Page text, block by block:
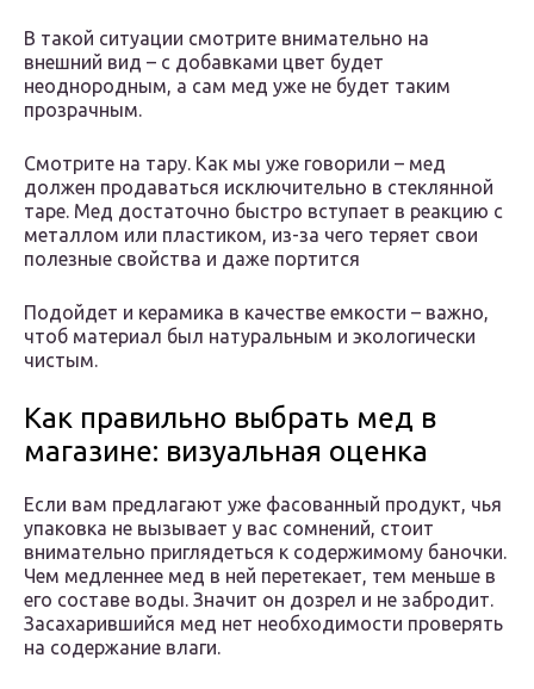
В такой ситуации смотрите внимательно на
внешний вид – с добавками цвет будет
неоднородным, а сам мед уже не будет таким
прозрачным.
Смотрите на тару. Как мы уже говорили – мед
должен продаваться исключительно в стеклянной
таре. Мед достаточно быстро вступает в реакцию с
металлом или пластиком, из-за чего теряет свои
полезные свойства и даже портится
Подойдет и керамика в качестве емкости – важно,
чтоб материал был натуральным и экологически
чистым.
Как правильно выбрать мед в
магазине: визуальная оценка
Если вам предлагают уже фасованный продукт, чья
упаковка не вызывает у вас сомнений, стоит
внимательно приглядеться к содержимому баночки.
Чем медленнее мед в ней перетекает, тем меньше в
его составе воды. Значит он дозрел и не забродит.
Засахарившийся мед нет необходимости проверять
на содержание влаги.